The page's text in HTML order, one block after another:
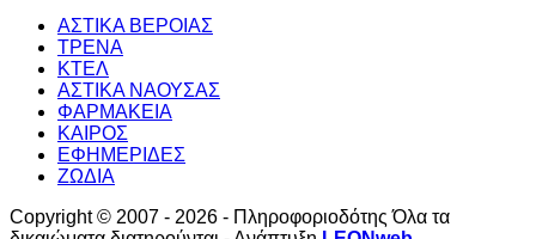
ΑΣΤΙΚΑ ΒΕΡΟΙΑΣ
ΤΡΕΝΑ
ΚΤΕΛ
ΑΣΤΙΚΑ ΝΑΟΥΣΑΣ
ΦΑΡΜΑΚΕΙΑ
ΚΑΙΡΟΣ
ΕΦΗΜΕΡΙΔΕΣ
ΖΩΔΙΑ
Copyright © 2007 - 2026 - Πληροφοριοδότης Όλα τα